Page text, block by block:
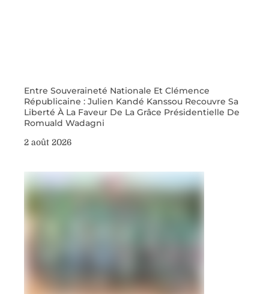
Entre Souveraineté Nationale Et Clémence
Républicaine : Julien Kandé Kanssou Recouvre Sa
Liberté À La Faveur De La Grâce Présidentielle De
Romuald Wadagni
2 août 2026